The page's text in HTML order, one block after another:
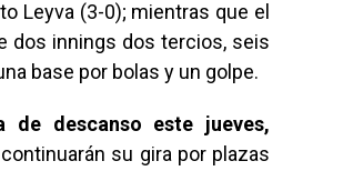
Leyva (3-0); mientras que el
dos innings dos tercios, seis
base por bolas y un golpe.
de descanso este jueves,
su gira por plazas